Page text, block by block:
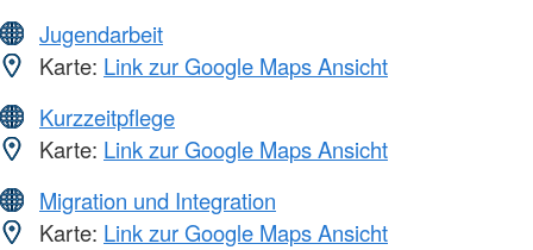
Jugendarbeit
Karte: Link zur Google Maps Ansicht
Kurzzeitpflege
Karte: Link zur Google Maps Ansicht
Migration und Integration
Karte: Link zur Google Maps Ansicht